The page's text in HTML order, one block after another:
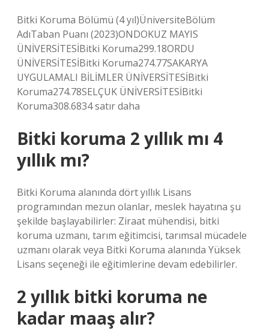
Bitki Koruma Bölümü (4 yıl)ÜniversiteBölüm
AdıTaban Puanı (2023)ONDOKUZ MAYIS
ÜNİVERSİTESİBitki Koruma299.18ORDU
ÜNİVERSİTESİBitki Koruma274.77SAKARYA
UYGULAMALI BİLİMLER ÜNİVERSİTESİBitki
Koruma274.78SELÇUK ÜNİVERSİTESİBitki
Koruma308.6834 satır daha
Bitki koruma 2 yıllık mı 4
yıllık mı?
Bitki Koruma alanında dört yıllık Lisans
programından mezun olanlar, meslek hayatına şu
şekilde başlayabilirler: Ziraat mühendisi, bitki
koruma uzmanı, tarım eğitimcisi, tarımsal mücadele
uzmanı olarak veya Bitki Koruma alanında Yüksek
Lisans seçeneği ile eğitimlerine devam edebilirler.
2 yıllık bitki koruma ne
kadar maaş alır?